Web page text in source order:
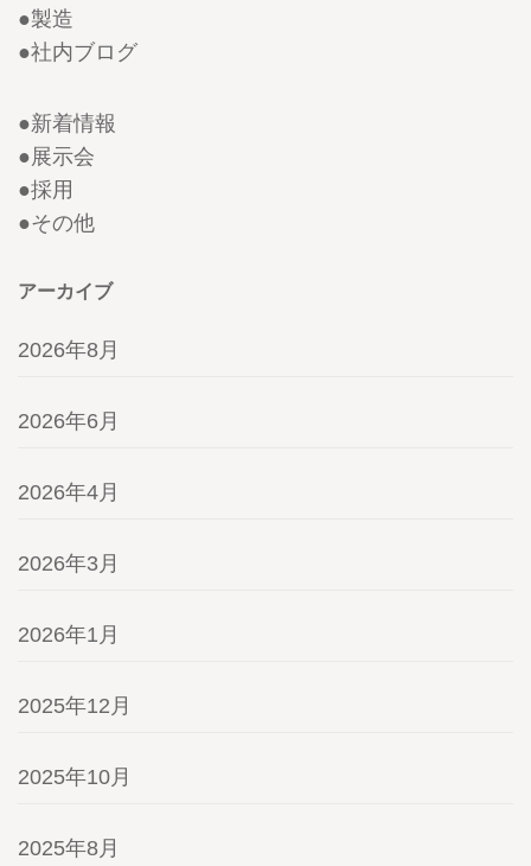
●製造
●社内ブログ
●新着情報
●展示会
●採用
●その他
アーカイブ
2026年8月
2026年6月
2026年4月
2026年3月
2026年1月
2025年12月
2025年10月
2025年8月